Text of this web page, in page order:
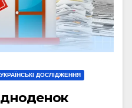
ДОСЛІДЖЕННЯ